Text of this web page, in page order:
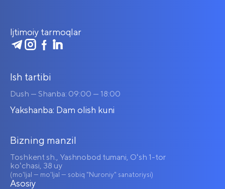
Ijtimoiy tarmoqlar
Ish tartibi
Dush — Shanba: 09:00 — 18:00
Yakshanba: Dam olish kuni
Bizning manzil
Toshkent sh., Yashnobod tumani, Oʻsh 1-tor
koʻchasi, 38 uy
(mo'ljal — mo'ljal — sobiq "Nuroniy" sanatoriysi)
Asosiy